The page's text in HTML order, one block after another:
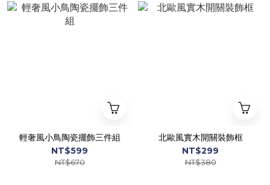
輕奢風小鳥陶瓷擺飾三件組
NT$599
NT$670
北歐風實木開關裝飾框
NT$299
NT$380